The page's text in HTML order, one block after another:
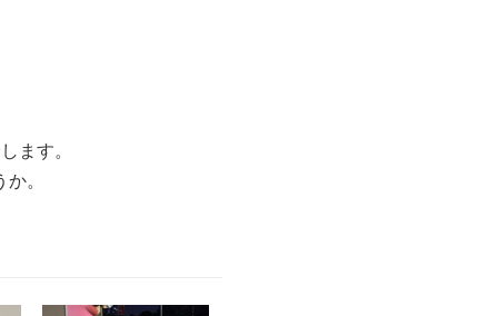
ます。
。